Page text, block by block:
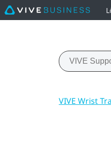
VIVE Wrist